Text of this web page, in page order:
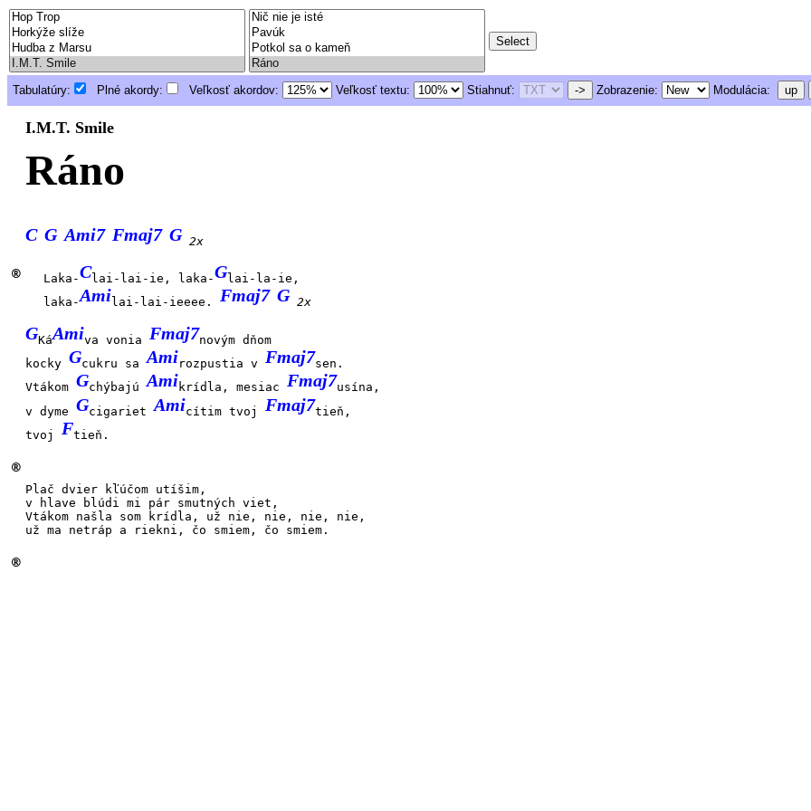
Tabulatúry: Plné akordy: Veľkosť akordov: Veľkosť textu: Stiahnuť: -> Zobrazenie: Modulácia: up
I.M.T. Smile
Ráno
C G Ami7 Fmaj7 G 2x
® Laka-Clai-lai-ie, laka-Glai-la-ie,
laka-Amilai-lai-ieeee.Fmaj7 G 2x
GKáAmiva voniaFmaj7novým dňom
kocky Gcukru saAmirozpustia vFmaj7sen.
Vtákom GchýbajúAmikrídla, mesiacFmaj7usína,
v dyme GcigarietAmicítim tvojFmaj7tieň,
tvoj Ftieň.
®
Plač dvier kľúčom utíšim,
v hlave
blúdi mi pár smutných viet,
Vtákom našla som krídla, už nie, nie, nie, nie,
už ma netráp a riekni, čo smiem, čo smiem.
®